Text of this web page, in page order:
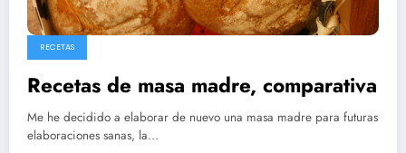
RECETAS
Recetas de masa madre, comparativa
Me he decidido a elaborar de nuevo una masa madre para futuras
elaboraciones sanas, la…